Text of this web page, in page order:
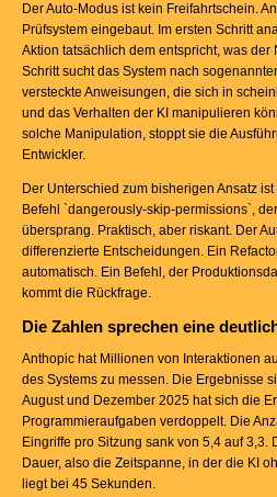
Der Auto-Modus ist kein Freifahrtschein.
Prüfsystem eingebaut. Im ersten Schritt
Aktion tatsächlich dem entspricht, was
Schritt sucht das System nach
versteckte Anweisungen, die sich in
und das Verhalten der KI manipulieren
solche Manipulation, stoppt sie die
Entwickler.
Der Unterschied zum bisherigen Ansatz
Befehl `dangerously-skip-permissions`,
übersprang. Praktisch, aber riskant. Der
differenzierte Entscheidungen. Ein
automatisch. Ein Befehl, der
kommt die Rückfrage.
Die Zahlen sprechen eine
Anthopic hat Millionen von Interaktionen
des Systems zu messen. Die Ergebnisse
August und Dezember 2025 hat sich die
Programmieraufgaben verdoppelt. Die
Eingriffe pro Sitzung sank von 5,4 auf
Dauer, also die Zeitspanne, in der die KI
liegt bei 45 Sekunden.